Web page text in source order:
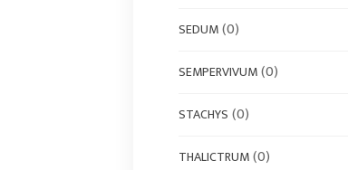
SEDUM(0)
SEMPERVIVUM(0)
STACHYS (0)
THALICTRUM(0)